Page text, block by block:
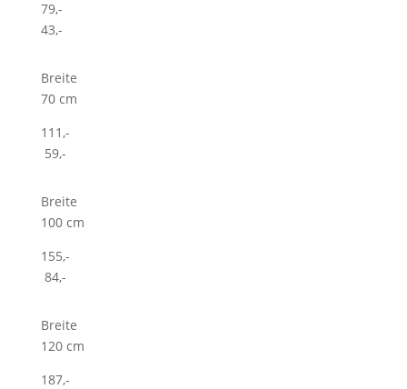
79,-
43,-
Breite
70 cm
111,-
59,-
Breite
100 cm
155,-
84,-
Breite
120 cm
187,-